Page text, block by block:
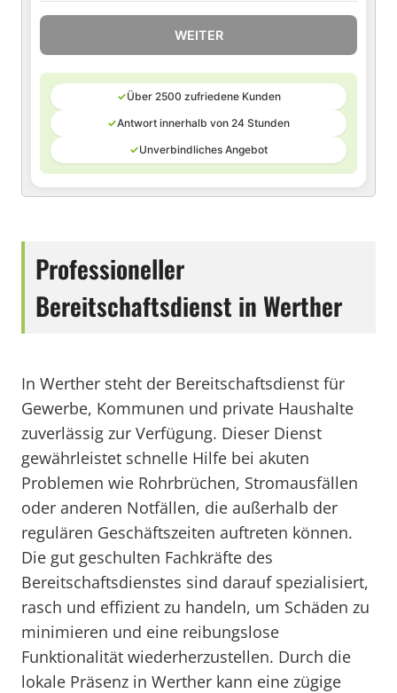
WEITER
✓Über 2500 zufriedene Kunden
✓Antwort innerhalb von 24 Stunden
✓Unverbindliches Angebot
Professioneller
Bereitschaftsdienst in Werther
In Werther steht der Bereitschaftsdienst für
Gewerbe, Kommunen und private Haushalte
zuverlässig zur Verfügung. Dieser Dienst
gewährleistet schnelle Hilfe bei akuten
Problemen wie Rohrbrüchen, Stromausfällen
oder anderen Notfällen, die außerhalb der
regulären Geschäftszeiten auftreten können.
Die gut geschulten Fachkräfte des
Bereitschaftsdienstes sind darauf spezialisiert,
rasch und effizient zu handeln, um Schäden zu
minimieren und eine reibungslose
Funktionalität wiederherzustellen. Durch die
lokale Präsenz in Werther kann eine zügige